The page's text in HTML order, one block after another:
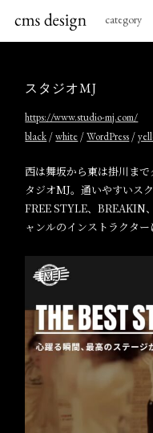
category
スタジオMJ
https://www.studio-mj.com/
black /white /WordPress /
西は舞坂から東は掛川ま
タジオMJ。通いやすいス
FREE STYLE、BREAKIN
ャンルのインストラクタ